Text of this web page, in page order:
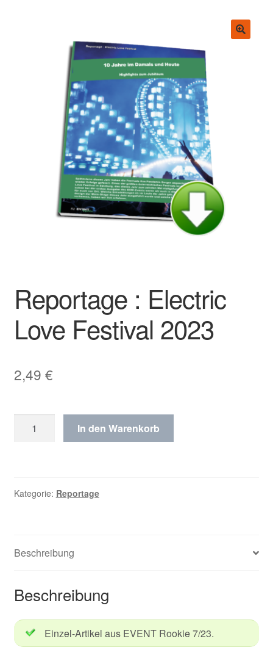
Reportage : Electric
Love Festival 2023
2,49 €
2023
In den Warenkorb
Kategorie: Reportage
Beschreibung
Beschreibung
Einzel-Artikel aus EVENT Rookie 7/23.